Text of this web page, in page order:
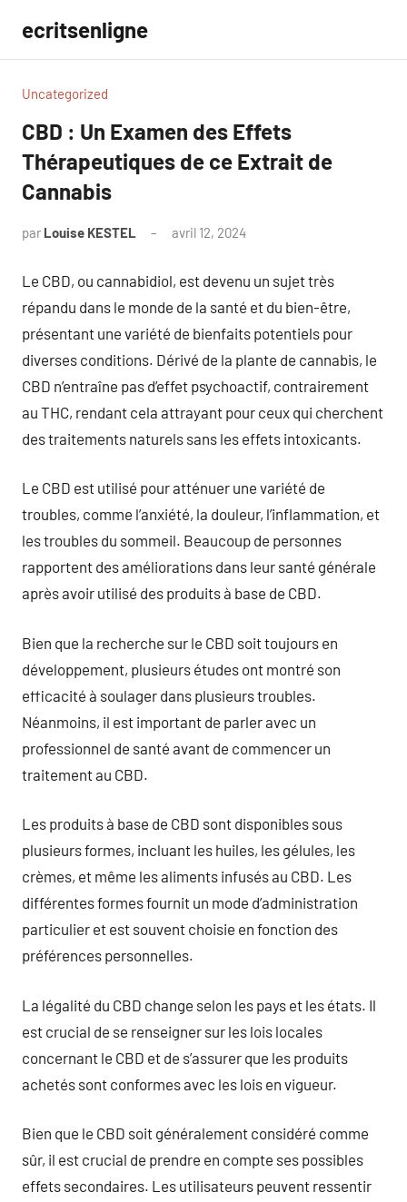
contenu
ecritsenligne
Uncategorized
CBD : Un Examen des Effets
Thérapeutiques de ce Extrait de
Cannabis
par Louise KESTEL avril 12, 2024
Le CBD, ou cannabidiol, est devenu un sujet très
répandu dans le monde de la santé et du bien-être,
présentant une variété de bienfaits potentiels pour
diverses conditions. Dérivé de la plante de cannabis, le
CBD n’entraîne pas d’effet psychoactif, contrairement
au THC, rendant cela attrayant pour ceux qui cherchent
des traitements naturels sans les effets intoxicants.
Le CBD est utilisé pour atténuer une variété de
troubles, comme l’anxiété, la douleur, l’inflammation, et
les troubles du sommeil. Beaucoup de personnes
rapportent des améliorations dans leur santé générale
après avoir utilisé des produits à base de CBD.
Bien que la recherche sur le CBD soit toujours en
développement, plusieurs études ont montré son
efficacité à soulager dans plusieurs troubles.
Néanmoins, il est important de parler avec un
professionnel de santé avant de commencer un
traitement au CBD.
Les produits à base de CBD sont disponibles sous
plusieurs formes, incluant les huiles, les gélules, les
crèmes, et même les aliments infusés au CBD. Les
différentes formes fournit un mode d’administration
particulier et est souvent choisie en fonction des
préférences personnelles.
La légalité du CBD change selon les pays et les états. Il
est crucial de se renseigner sur les lois locales
concernant le CBD et de s’assurer que les produits
achetés sont conformes avec les lois en vigueur.
Bien que le CBD soit généralement considéré comme
sûr, il est crucial de prendre en compte ses possibles
effets secondaires. Les utilisateurs peuvent ressentir